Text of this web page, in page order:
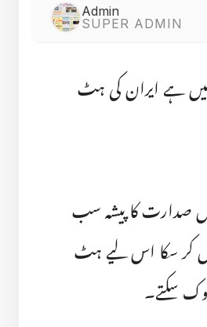
Admin
SUPER ADMIN
ہے ایران کی ہٹ
میں صدارت کا پیشہ سب
کر سکا اس لیے ہٹ
سکتے۔